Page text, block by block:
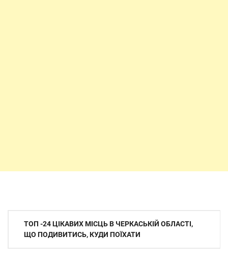
Навігація
записів
ТОП -24 ЦІКАВИХ МІСЦЬ В ЧЕРКАСЬКІЙ ОБЛАСТІ,
ЩО ПОДИВИТИСЬ, КУДИ ПОЇХАТИ